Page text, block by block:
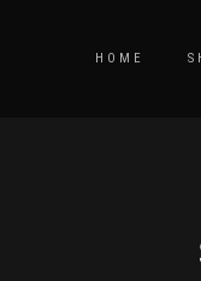
HOME